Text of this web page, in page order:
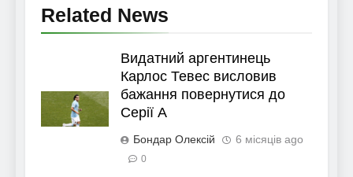
Related News
Видатний аргентинець
Карлос Тевес висловив
бажання повернутися до
Серії А
Бондар Олексій 6 місяців ago
0